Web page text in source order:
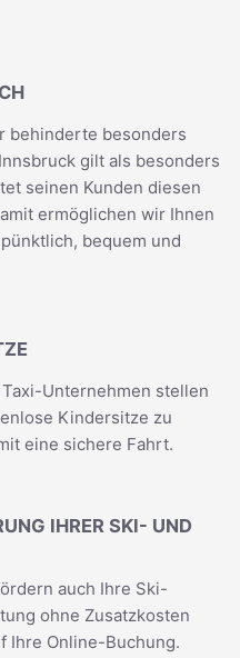
behinderte besonders
gilt als besonders
seinen Kunden diesen
ermöglichen wir Ihnen
bequem und
Unternehmen stellen
Kindersitze zu
eine sichere Fahrt.
IHRER SKI- UND
auch Ihre Ski-
ohne Zusatzkosten
Ihre Online-Buchung.